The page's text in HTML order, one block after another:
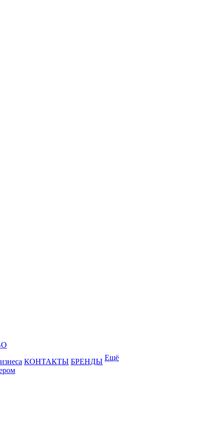
КОНТАКТЫ БРЕНДЫ Ещё